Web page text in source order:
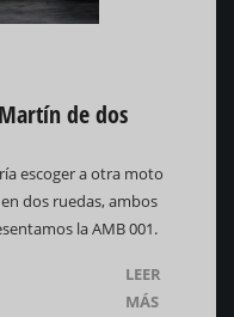
de dos
escoger a otra moto
dos ruedas, ambos
la AMB 001.
LEER
MÁS